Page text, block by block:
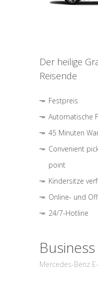
Der heilige
Reisende
Festpreis
Automatische
45 Minuten
Convenient
point
Kindersitze
Online- und
24/7-Hotline
Mercedes-Benz